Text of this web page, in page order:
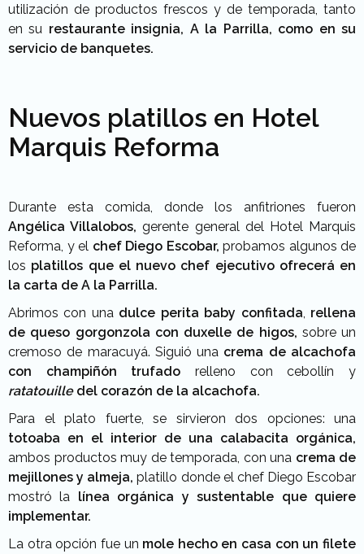
utilización de productos frescos y de temporada, tanto
en su restaurante insignia, A la Parrilla, como en su
servicio de banquetes.
Nuevos platillos en Hotel
Marquis Reforma
Durante esta comida, donde los anfitriones fueron
Angélica Villalobos, gerente general del Hotel Marquis
Reforma, y el chef Diego Escobar, probamos algunos de
los platillos que el nuevo chef ejecutivo ofrecerá en
la carta de A la Parrilla.
Abrimos con una dulce perita baby confitada rellena
de queso gorgonzola con duxelle de higos, sobre un
cremoso de maracuyá. Siguió una crema de alcachofa
con champiñón trufado relleno con cebollín y
ratatouilledel corazón de la alcachofa.
Para el plato fuerte, se sirvieron dos opciones: una
totoaba en el interior de una calabacita orgánica,
ambos productos muy de temporada, con una crema de
mejillones y almeja, platillo donde el chef Diego Escobar
mostró la línea orgánica y sustentable que quiere
implementar.
La otra opción fue un mole hecho en casa con un filete